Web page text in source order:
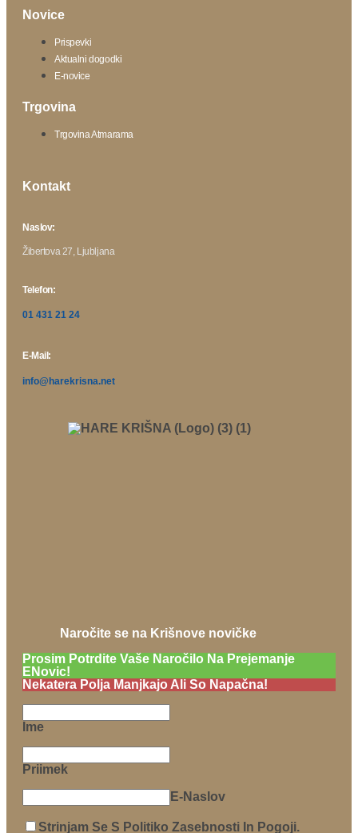
Novice
Prispevki
Aktualni dogodki
E-novice
Trgovina
Trgovina Atmarama
Kontakt
Naslov:
Žibertova 27, Ljubljana
Telefon:
01 431 21 24
E-Mail:
info@harekrisna.net
Naročite se na Krišnove novičke
Prosim Potrdite Vaše Naročilo Na Prejemanje
ENovic!
Nekatera Polja Manjkajo Ali So Napačna!
Ime
Priimek
E-Naslov
Strinjam Se S Politiko Zasebnosti In Pogoji.